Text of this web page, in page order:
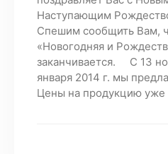
Наступающим
Спешим сообщить Вам,
«Новогодняя и
заканчивается. С 13
января 2014 г. мы
Цены на продукцию уже